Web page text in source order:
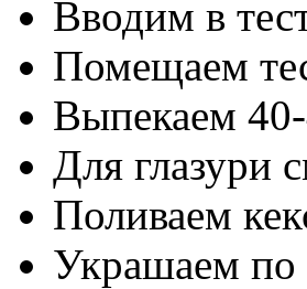
Вводим в
Помещаем
Выпекаем
Для глазури
Поливаем
Украшаем по